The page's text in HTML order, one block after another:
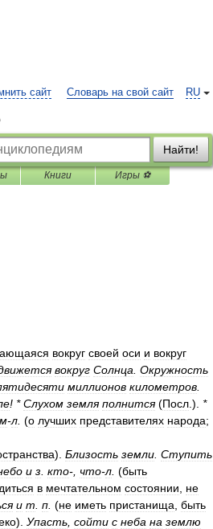
RU
сайт Словарь на свой сайт
Найти!
Книги Игры ⚽
вокруг своей оси и вокруг
вокруг Солнца Окружность
миллионов километров
! *Слухом земля полнится(Посл .). *
-л (о лучших представителях народа;
). Близость земли Ступить
и з кто-, что-л (быть
в мечтательном состоянии
не
и т п (не иметь пристанища быть
). Упасть сойти с неба на землю